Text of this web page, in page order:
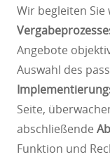
Wir begleiten
Angebote
Auswahl des
Seite,
abschließende
Funktion und